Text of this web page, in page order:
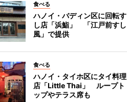
食べる
ハノイ・バディン区に回転す
し店「浜鮨」 「江戸前すし
風」で提供
食べる
ハノイ・タイホ区にタイ料理
店「Little Thai」 ループト
ップやテラス席も